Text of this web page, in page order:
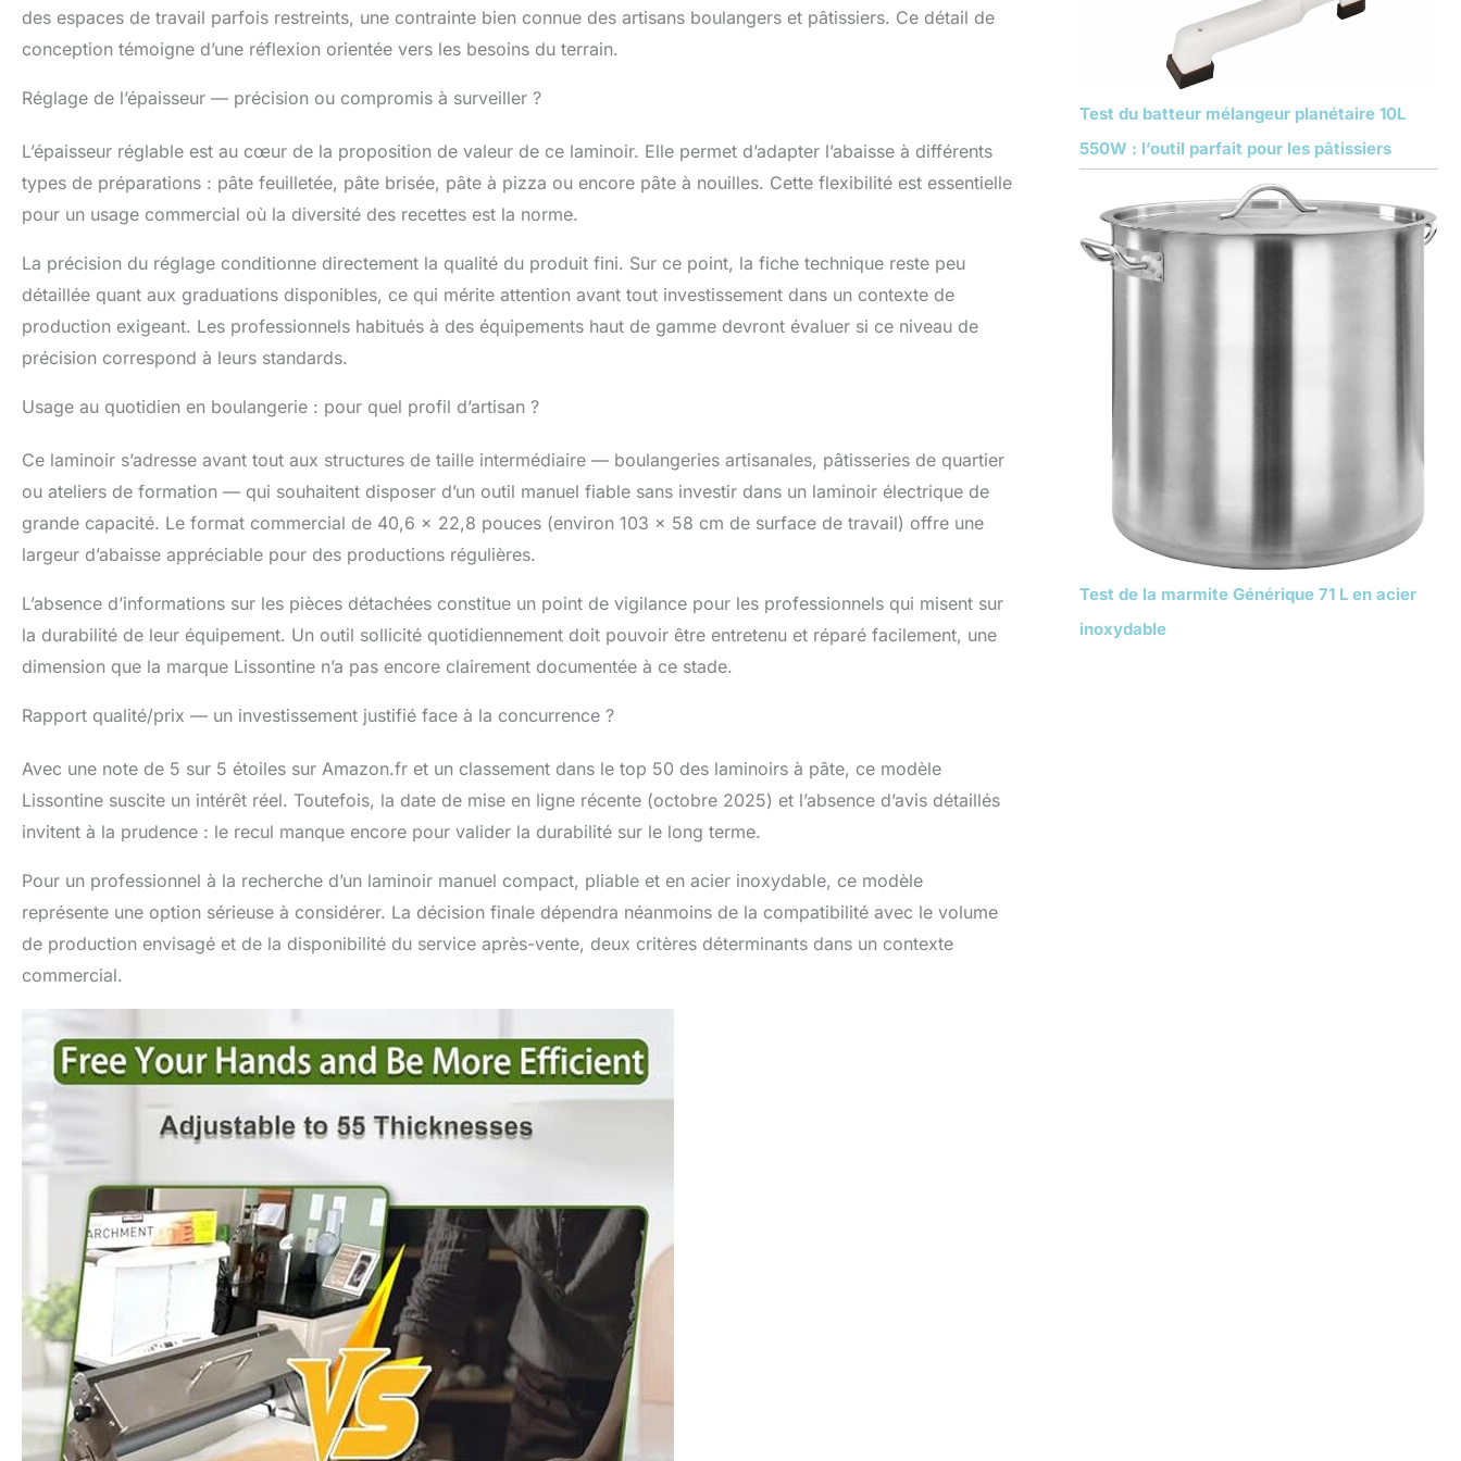
des espaces de travail parfois restreints, une contrainte bien connue des artisans boulangers et pâtissiers. Ce détail de
conception témoigne d’une réflexion orientée vers les besoins du terrain.
Réglage de l’épaisseur — précision ou compromis à surveiller ?
L’épaisseur réglable est au cœur de la proposition de valeur de ce laminoir. Elle permet d’adapter l’abaisse à différents
types de préparations : pâte feuilletée, pâte brisée, pâte à pizza ou encore pâte à nouilles. Cette flexibilité est essentielle
pour un usage commercial où la diversité des recettes est la norme.
La précision du réglage conditionne directement la qualité du produit fini. Sur ce point, la fiche technique reste peu
détaillée quant aux graduations disponibles, ce qui mérite attention avant tout investissement dans un contexte de
production exigeant. Les professionnels habitués à des équipements haut de gamme devront évaluer si ce niveau de
précision correspond à leurs standards.
Usage au quotidien en boulangerie : pour quel profil d’artisan ?
Ce laminoir s’adresse avant tout aux structures de taille intermédiaire — boulangeries artisanales, pâtisseries de quartier
ou ateliers de formation — qui souhaitent disposer d’un outil manuel fiable sans investir dans un laminoir électrique de
grande capacité. Le format commercial de 40,6 x 22,8 pouces (environ 103 x 58 cm de surface de travail) offre une
largeur d’abaisse appréciable pour des productions régulières.
L’absence d’informations sur les pièces détachées constitue un point de vigilance pour les professionnels qui misent sur
la durabilité de leur équipement. Un outil sollicité quotidiennement doit pouvoir être entretenu et réparé facilement, une
dimension que la marque Lissontine n’a pas encore clairement documentée à ce stade.
Rapport qualité/prix — un investissement justifié face à la concurrence ?
Avec une note de 5 sur 5 étoiles sur Amazon.fr et un classement dans le top 50 des laminoirs à pâte, ce modèle
Lissontine suscite un intérêt réel. Toutefois, la date de mise en ligne récente (octobre 2025) et l’absence d’avis détaillés
invitent à la prudence : le recul manque encore pour valider la durabilité sur le long terme.
Pour un professionnel à la recherche d’un laminoir manuel compact, pliable et en acier inoxydable, ce modèle
représente une option sérieuse à considérer. La décision finale dépendra néanmoins de la compatibilité avec le volume
de production envisagé et de la disponibilité du service après-vente, deux critères déterminants dans un contexte
commercial.
Test du batteur mélangeur planétaire 10L
550W : l’outil parfait pour les pâtissiers
Test de la marmite Générique 71 L en acier
inoxydable